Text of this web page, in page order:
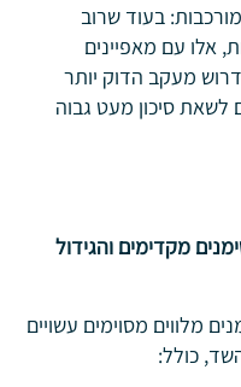
בעוד שרוב
אלו עם מאפיינים
מעקב הדוק יותר
לשאת סיכון מעט גבוה
מקדימים והגידול
מלווים מסוימים עשויים
כולל: